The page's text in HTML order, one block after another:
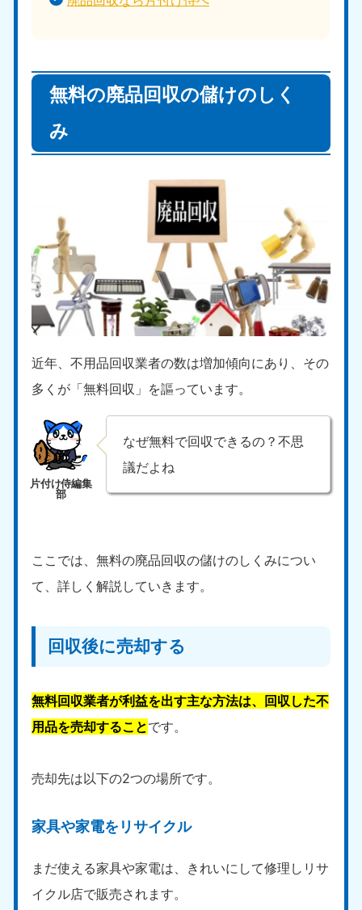
無料の廃品回収の儲けのしく
み
近年、不用品回収業者の数は増加傾向にあり、その
多くが「無料回収」を謳っています。
なぜ無料で回収できるの？不思
議だよね
ここでは、無料の廃品回収の儲けのしくみについ
て、詳しく解説していきます。
回収後に売却する
無料回収業者が利益を出す主な方法は、回収した不
用品を売却することです。
売却先は以下の2つの場所です。
家具や家電をリサイクル
まだ使える家具や家電は、きれいにして修理しリサ
イクル店で販売されます。